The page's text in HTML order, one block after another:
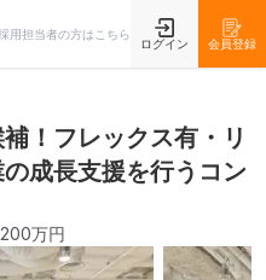
用担当者の方はこちら
ログイン 会員登録
！フレックス有・リ
成長支援を行うコン
万円